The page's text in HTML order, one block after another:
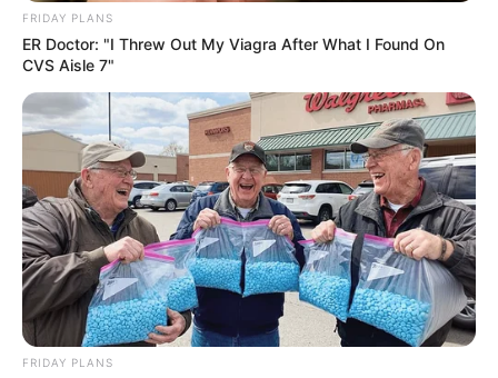
-ad52
O ritmo é deliberadamente mais lento,privilegiando diálogose
desenvolvimento de personagens. Segundo o diretor, a intenção foi
contar uma história sensível sem exagerar na emoção”.
📺 Disponibilidade e classificação
FRIDAY PLANS
ER Doctor: "I Threw Out My Viagra After What I Found On
CVS Aisle 7"
FRIDAY PLANS